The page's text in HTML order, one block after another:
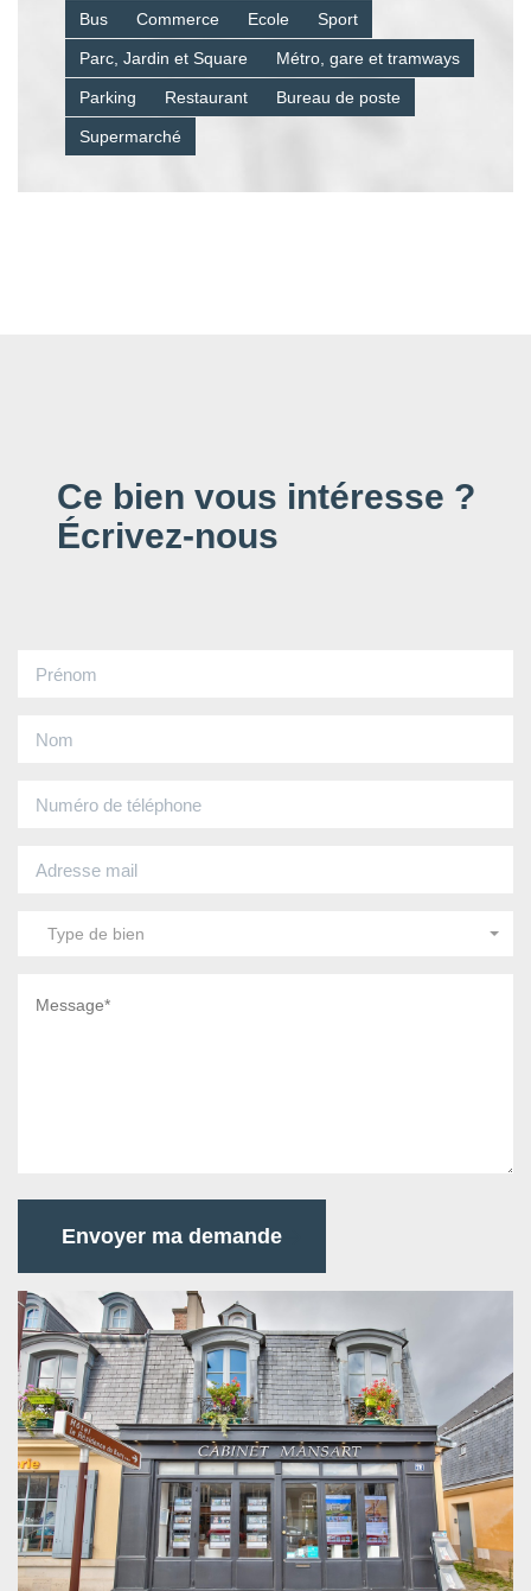
Bus Commerce Ecole Sport
Parc, Jardin et Square Métro, gare et tramways
Parking Restaurant Bureau de poste
Supermarché
Ce bien vous intéresse ?
Écrivez-nous
Type de bien
Envoyer ma demande